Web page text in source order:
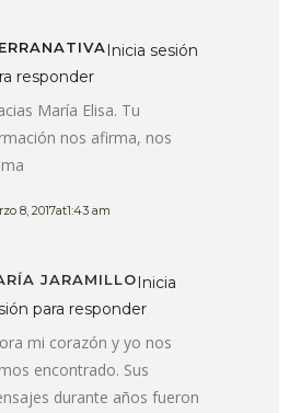
Inicia sesión
responder
María Elisa. Tu
nos afirma, nos
8, 2017at1:43 am
JARAMILLO Inicia
para responder
mi corazón y yo nos
encontrado. Sus
durante años fueron